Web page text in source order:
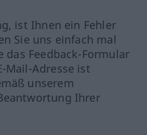
ist Ihnen ein Fehler
Sie uns einfach mal
das Feedback-Formular
Mail-Adresse ist
unserem
Ihrer